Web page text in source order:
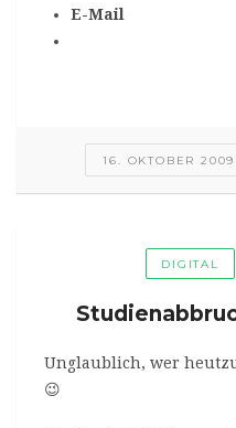
E-Mail
16. OKTOBER 2009
DIGITAL
Unglaublich, wer
😉